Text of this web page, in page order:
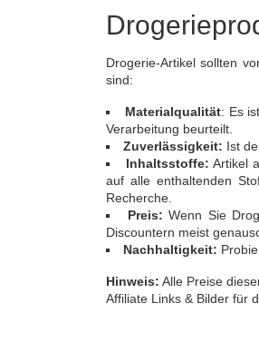
Drogerie-Artikel sollten
sind:
Materialqualität: Es
Verarbeitung beurteilt.
Zuverlässigkeit: Ist
Inhaltsstoffe: Artikel
auf alle enthaltenden
Recherche.
Preis:Wenn Sie
Discountern meist
Nachhaltigkeit:
Hinweis: Alle Preise
Affiliate Links & Bilder für